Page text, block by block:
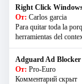
Right Click
От: Carlos garcia
Para quitar toda la
herramientas del
Adguard Ad
От: Pro-Euro
Комментарий скрыт